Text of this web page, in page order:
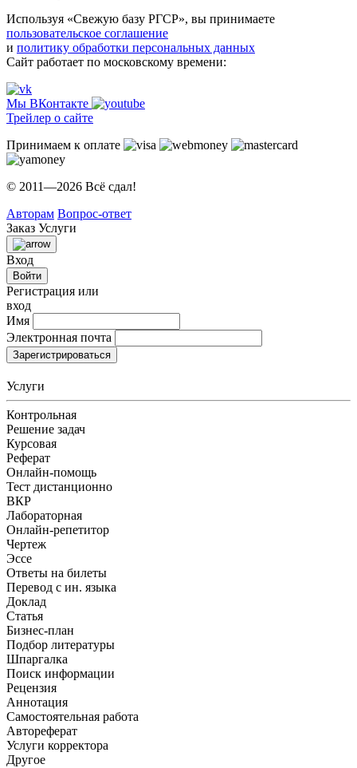
Используя «Свежую базу РГСР», вы принимаете
пользовательское соглашение
и политику обработки персональных данных
Сайт работает по московскому времени:
Мы ВКонтакте
Трейлер о сайте
Принимаем к оплате
© 2011—2026 Всё сдал!
Авторам Вопрос-ответ
Заказ Услуги
Вход
Войти
Регистрация или
вход
Имя
Электронная почта
Зарегистрироваться
Услуги
Контрольная
Решение задач
Курсовая
Реферат
Онлайн-помощь
Тест дистанционно
ВКР
Лабораторная
Онлайн-репетитор
Чертеж
Эссе
Ответы на билеты
Перевод с ин. языка
Доклад
Статья
Бизнес-план
Подбор литературы
Шпаргалка
Поиск информации
Рецензия
Аннотация
Самостоятельная работа
Автореферат
Услуги корректора
Другое